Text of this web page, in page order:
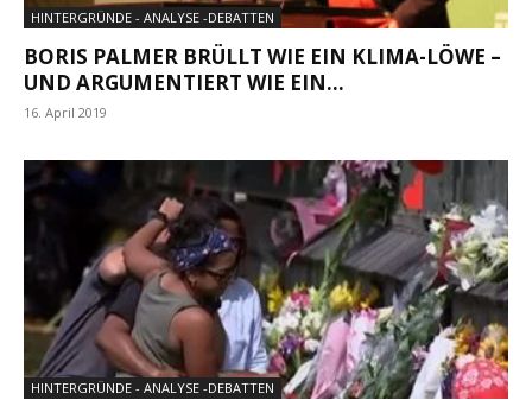
HINTERGRÜNDE - ANALYSE -DEBATTEN
BORIS PALMER BRÜLLT WIE EIN KLIMA-LÖWE –
UND ARGUMENTIERT WIE EIN...
16. April 2019
HINTERGRÜNDE - ANALYSE -DEBATTEN